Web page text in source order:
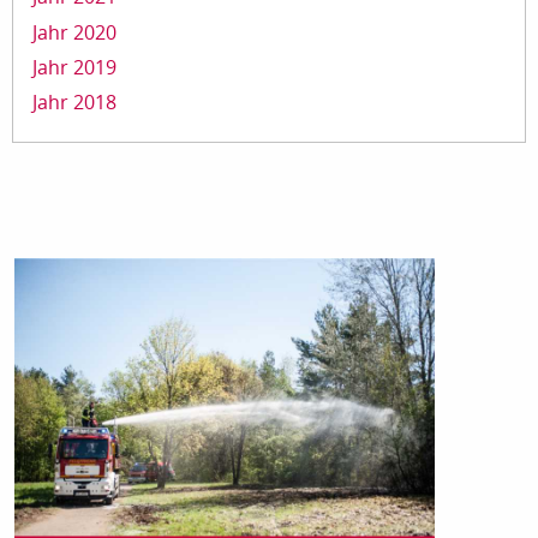
Jahr 2020
Jahr 2019
Jahr 2018